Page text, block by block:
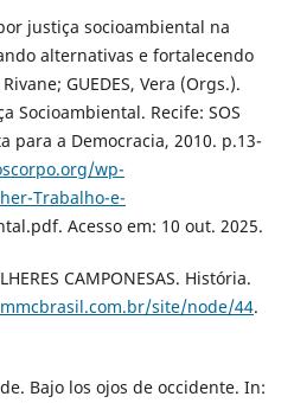
justiça socioambiental na
alternativas e fortalecendo
GUEDES, Vera (Orgs.).
Socioambiental. Recife: SOS
para a Democracia, 2010. p.13-
wp-
Trabalho-e-
Acesso em: 10 out. 2025.
CAMPONESAS. História.
site/node/44.
Bajo los ojos de occidente. In: